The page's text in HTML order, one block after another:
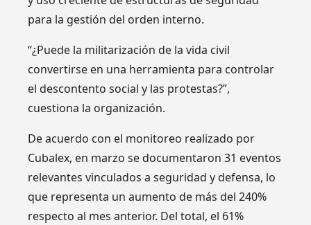
para la gestión del orden interno.
“¿Puede la militarización de la vida civil
convertirse en una herramienta para controlar
el descontento social y las protestas?”,
cuestiona la organización.
De acuerdo con el monitoreo realizado por
Cubalex, en marzo se documentaron 31 eventos
relevantes vinculados a seguridad y defensa, lo
que representa un aumento de más del 240%
respecto al mes anterior. Del total, el 61%